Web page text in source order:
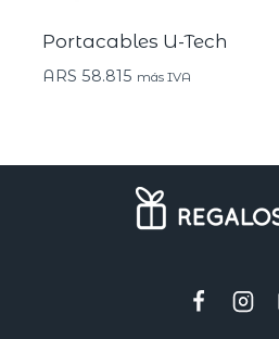
Portacables U-Tech
ARS 58.815 más IVA